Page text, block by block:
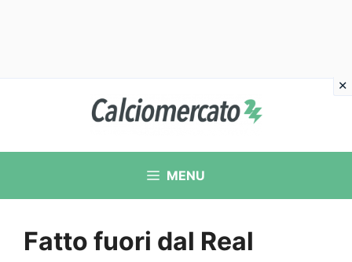
contenuto
MENU
Fatto fuori dal Real